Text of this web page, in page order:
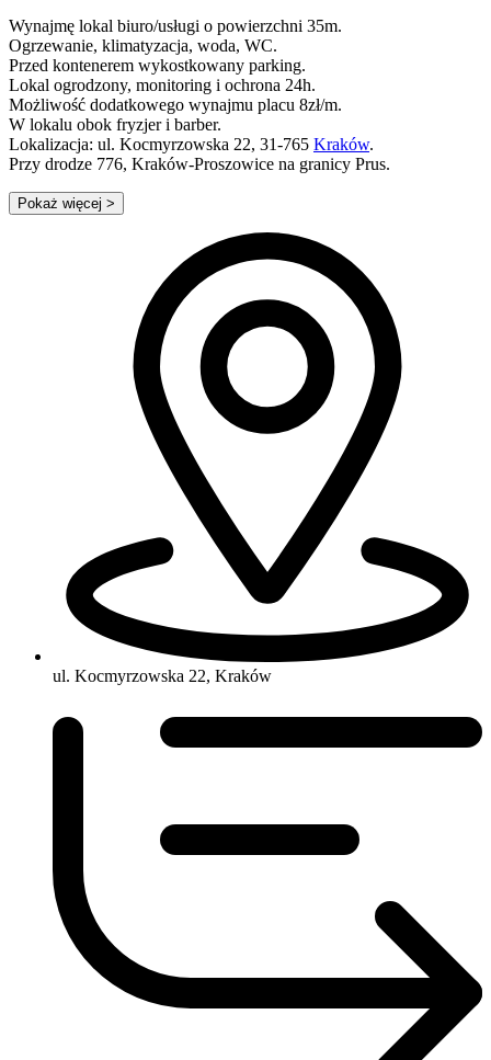
Wynajmę lokal biuro/usługi o powierzchni 35m.
Ogrzewanie, klimatyzacja, woda, WC.
Przed kontenerem wykostkowany parking.
Lokal ogrodzony, monitoring i ochrona 24h.
Możliwość dodatkowego wynajmu placu 8zł/m.
W lokalu obok fryzjer i barber.
Lokalizacja: ul. Kocmyrzowska 22, 31-765 Kraków.
Przy drodze 776, Kraków-Proszowice na granicy Prus.
Pokaż więcej >
ul. Kocmyrzowska 22, Kraków